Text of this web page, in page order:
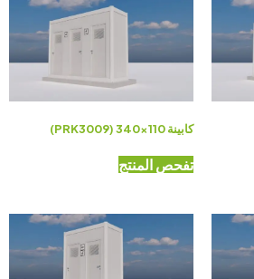
كابينة 110×340 (PRK3009)
تفحص المنتج